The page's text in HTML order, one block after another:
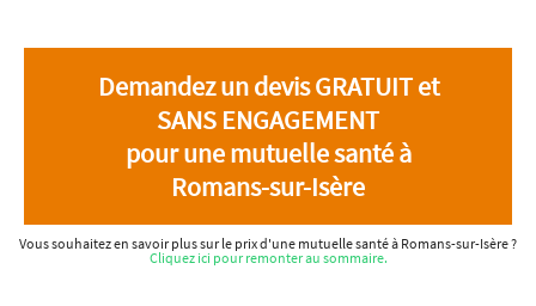
Demandez un devis GRATUIT et
SANS ENGAGEMENT
pour une mutuelle santé à
Romans-sur-Isère
Vous souhaitez en savoir plus sur le prix d'une mutuelle santé à Romans-sur-Isère ?
Cliquez ici pour remonter au sommaire.